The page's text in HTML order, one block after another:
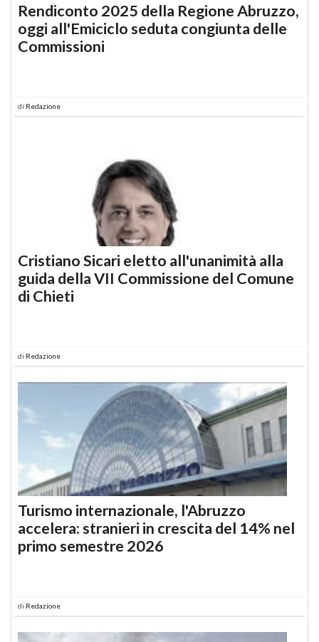
Rendiconto 2025 della Regione Abruzzo,
oggi all'Emiciclo seduta congiunta delle
Commissioni
di Redazione
Cristiano Sicari eletto all'unanimità alla
guida della VII Commissione del Comune
di Chieti
di Redazione
Turismo internazionale, l'Abruzzo
accelera: stranieri in crescita del 14% nel
primo semestre 2026
di Redazione